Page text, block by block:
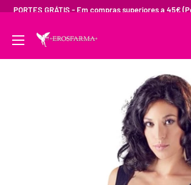
PORTES GRÁTIS - Em compras superiores a 45€